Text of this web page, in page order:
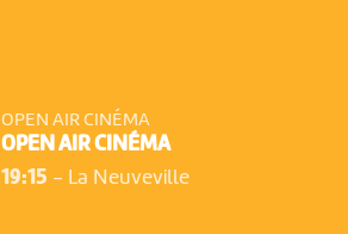
OPEN AIR CINÉMA
OPEN AIR CINÉMA
19:15 - La Neuveville